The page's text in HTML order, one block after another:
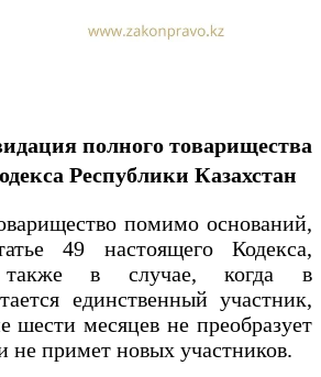
полного товарищества
Республики Казахстан
помимо оснований,
49 настоящего Кодекса,
также в случае, когда в
единственный участник,
шести месяцев не преобразует
не примет новых участников.